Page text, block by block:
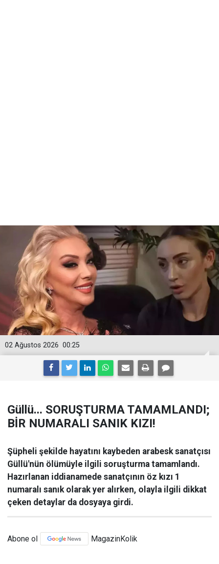
00:25
02 Ağustos 2026
Güllü... SORUŞTURMA TAMAMLANDI;
BİR NUMARALI SANIK KIZI!
Şüpheli şekilde hayatını kaybeden arabesk sanatçısı
Güllü'nün ölümüyle ilgili soruşturma tamamlandı.
Hazırlanan iddianamede sanatçının öz kızı 1
numaralı sanık olarak yer alırken, olayla ilgili dikkat
çeken detaylar da dosyaya girdi.
Abone ol MagazinKolik